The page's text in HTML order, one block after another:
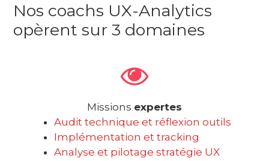
Nos coachs UX-Analytics
opèrent sur 3 domaines
Missions expertes
Audit technique et réflexion outils
Implémentation et tracking
Analyse et pilotage stratégie UX